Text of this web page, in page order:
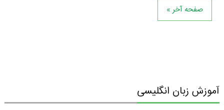
صفحه آخر »
آموزش زبان انگلیسی